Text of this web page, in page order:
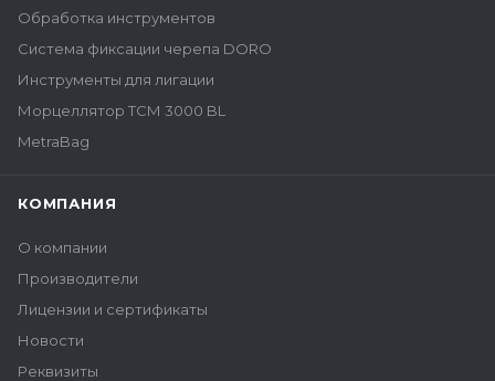
Обработка инструментов
Система фиксации черепа DORO
Инструменты для лигации
Морцеллятор ТСМ 3000 BL
MetraBag
КОМПАНИЯ
О компании
Производители
Лицензии и сертификаты
Новости
Реквизиты